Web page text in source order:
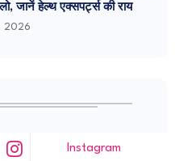
जानें हेल्थ एक्सपर्ट्स की राय
2026
Instagram